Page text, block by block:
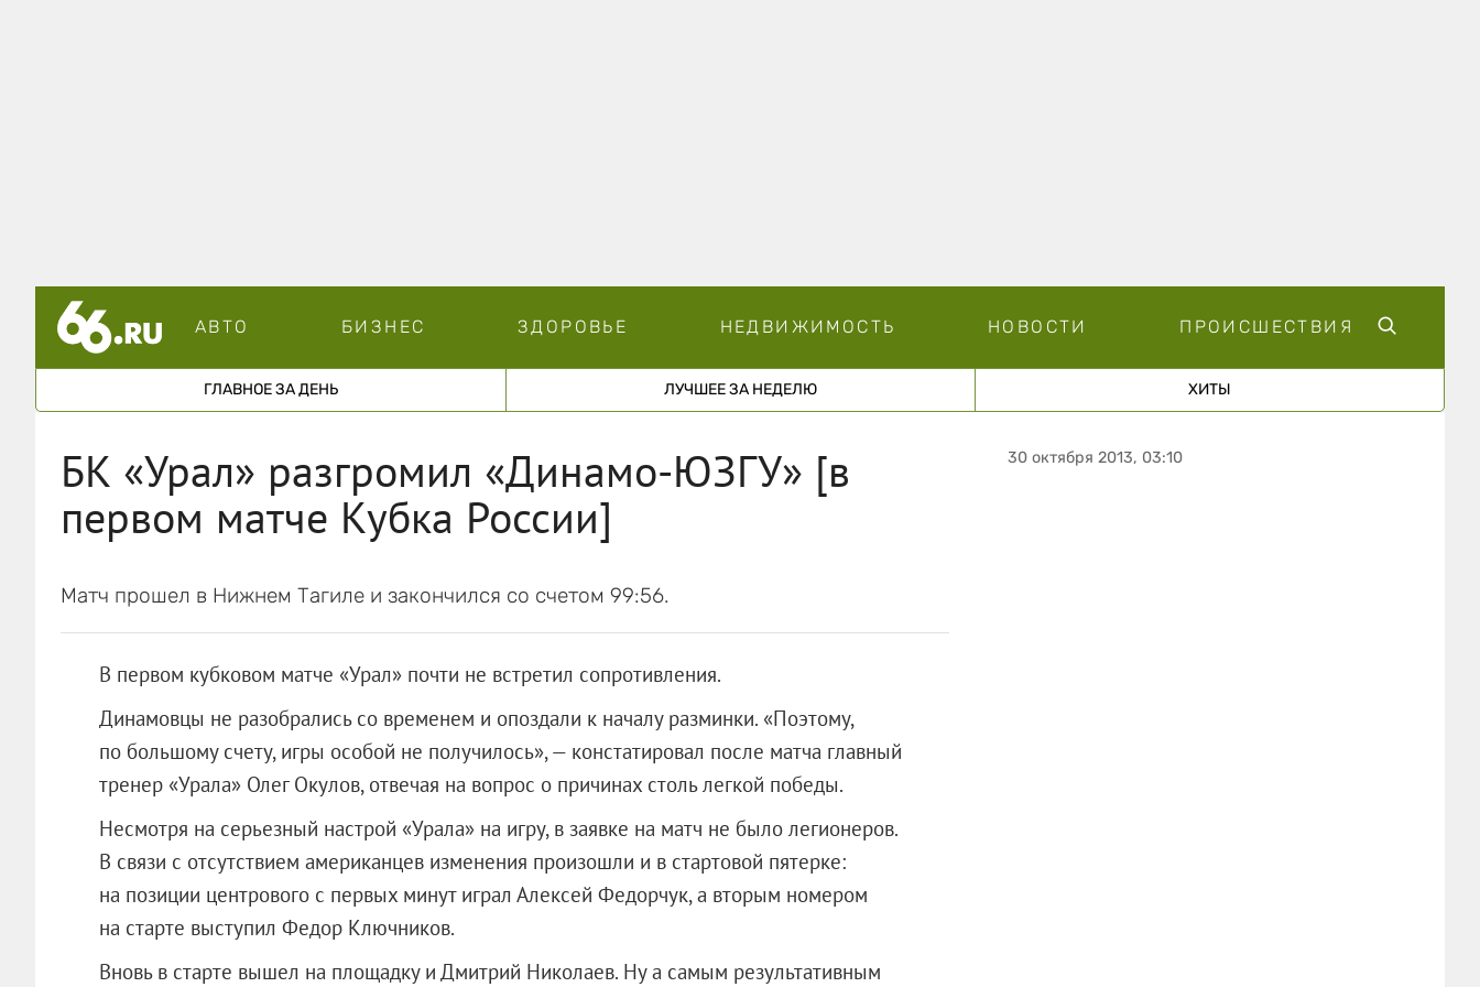
АВТО БИЗНЕС ЗДОРОВЬЕ НЕДВИЖИМОСТЬ НОВОСТИ ПРОИСШЕСТВИЯ
ГЛАВНОЕ ЗА ДЕНЬ ЛУЧШЕЕ ЗА НЕДЕЛЮ ХИТЫ
БК «Урал» разгромил «Динамо-ЮЗГУ» [в
первом матче Кубка России]
Матч прошел в Нижнем Тагиле и закончился со счетом 99:56.
В первом кубковом матче «Урал» почти не встретил сопротивления.
Динамовцы не разобрались со временем и опоздали к началу разминки. «Поэтому,
по большому счету, игры особой не получилось», — констатировал после матча главный
тренер «Урала» Олег Окулов, отвечая на вопрос о причинах столь легкой победы.
Несмотря на серьезный настрой «Урала» на игру, в заявке на матч не было легионеров.
В связи с отсутствием американцев изменения произошли и в стартовой пятерке:
на позиции центрового с первых минут играл Алексей Федорчук, а вторым номером
на старте выступил Федор Ключников.
Вновь в старте вышел на площадку и Дмитрий Николаев. Ну а самым результативным
30 октября 2013, 03:10